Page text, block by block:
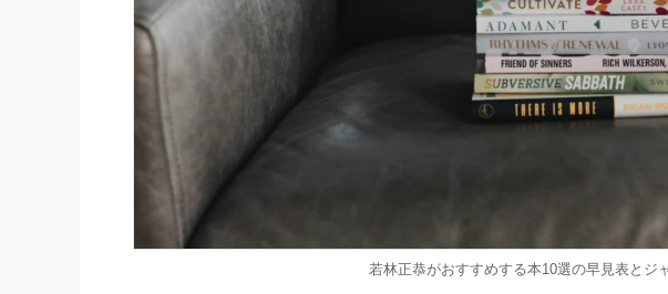
若林正恭がおすすめする本10選の早見表とジ